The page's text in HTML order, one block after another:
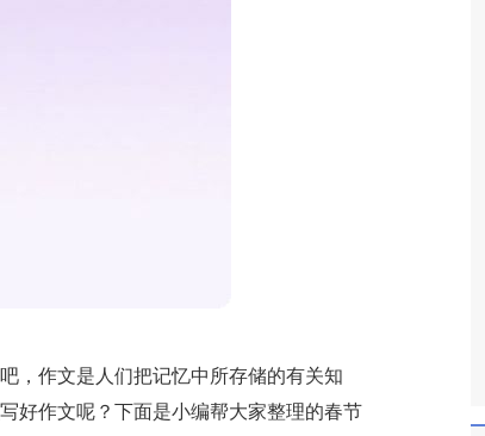
，作文是人们把记忆中所存储的有关知
好作文呢？下面是小编帮大家整理的春节